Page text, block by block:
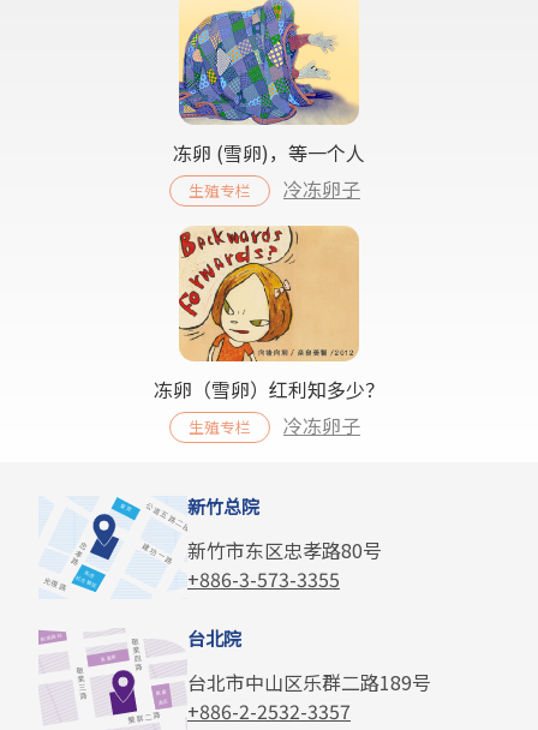
冻卵 (雪卵)，等一个人
生殖专栏 冷冻卵子
冻卵（雪卵）红利知多少？
生殖专栏 冷冻卵子
新竹总院
新竹市东区忠孝路80号
+886-3-573-3355
台北院
台北市中山区乐群二路189号
+886-2-2532-3357